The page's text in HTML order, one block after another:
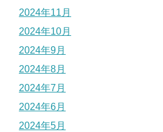
2024年11月
2024年10月
2024年9月
2024年8月
2024年7月
2024年6月
2024年5月